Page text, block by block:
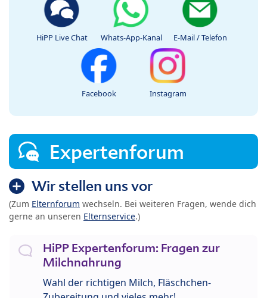
HiPP Live Chat Whats-App-Kanal E-Mail / Telefon
Facebook Instagram
Expertenforum
Wir stellen uns vor
(Zum Elternforum wechseln. Bei weiteren Fragen, wende dich
gerne an unseren Elternservice.)
HiPP Expertenforum: Fragen zur
Milchnahrung
Wahl der richtigen Milch, Fläschchen-